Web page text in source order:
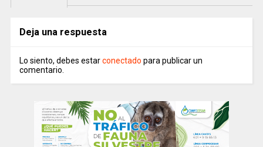
Deja una respuesta
Lo siento, debes estarconectado para publicar un
comentario.